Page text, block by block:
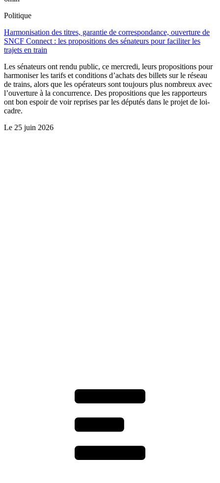
Politique
Harmonisation des titres, garantie de correspondance, ouverture de
SNCF Connect : les propositions des sénateurs pour faciliter les
trajets en train
Les sénateurs ont rendu public, ce mercredi, leurs propositions pour
harmoniser les tarifs et conditions d’achats des billets sur le réseau
de trains, alors que les opérateurs sont toujours plus nombreux avec
l’ouverture à la concurrence. Des propositions que les rapporteurs
ont bon espoir de voir reprises par les députés dans le projet de loi-
cadre.
Le 25 juin 2026